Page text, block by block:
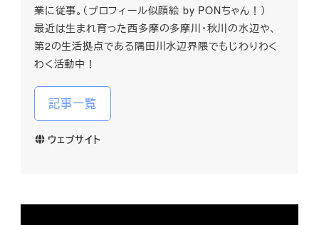
業に従事。（プロフィール似顔絵 by PONちゃん！）
最近は生まれ育った西多摩の多摩川・秋川の水辺や、
第2の生活拠点である隅田川水辺界隈でもじわりわく
わく活動中！
記事一覧
ウェブサイト